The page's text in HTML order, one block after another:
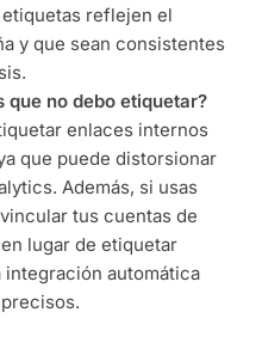
reflejen el
y que sean consistentes
que no debo etiquetar?
enlaces internos
que puede distorsionar
Además, si usas
tus cuentas de
lugar de etiquetar
integración automática